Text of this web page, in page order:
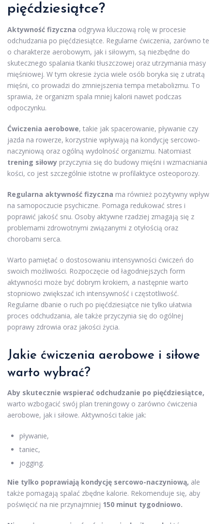
pięćdziesiątce?
Aktywność fizyczna odgrywa kluczową rolę w procesie
odchudzania po pięćdziesiątce. Regularne ćwiczenia, zarówno te
o charakterze aerobowym, jak i siłowym, są niezbędne do
skutecznego spalania tkanki tłuszczowej oraz utrzymania masy
mięśniowej. W tym okresie życia wiele osób boryka się z utratą
mięśni, co prowadzi do zmniejszenia tempa metabolizmu. To
sprawia, że organizm spala mniej kalorii nawet podczas
odpoczynku.
Ćwiczenia aerobowe, takie jak spacerowanie, pływanie czy
jazda na rowerze, korzystnie wpływają na kondycję sercowo-
naczyniową oraz ogólną wydolność organizmu. Natomiast
trening siłowy przyczynia się do budowy mięśni i wzmacniania
kości, co jest szczególnie istotne w profilaktyce osteoporozy.
Regularna aktywność fizyczna ma również pozytywny wpływ
na samopoczucie psychiczne. Pomaga redukować stres i
poprawić jakość snu. Osoby aktywne rzadziej zmagają się z
problemami zdrowotnymi związanymi z otyłością oraz
chorobami serca.
Warto pamiętać o dostosowaniu intensywności ćwiczeń do
swoich możliwości. Rozpoczęcie od łagodniejszych form
aktywności może być dobrym krokiem, a następnie warto
stopniowo zwiększać ich intensywność i częstotliwość.
Regularne dbanie o ruch po pięćdziesiątce nie tylko ułatwia
proces odchudzania, ale także przyczynia się do ogólnej
poprawy zdrowia oraz jakości życia.
Jakie ćwiczenia aerobowe i siłowe
warto wybrać?
Aby skutecznie wspierać odchudzanie po pięćdziesiątce,
warto wzbogacić swój plan treningowy o zarówno ćwiczenia
aerobowe, jak i siłowe. Aktywności takie jak:
pływanie,
taniec,
jogging.
Nie tylko poprawiają kondycję sercowo-naczyniową, ale
także pomagają spalać zbędne kalorie. Rekomenduje się, aby
poświęcić na nie przynajmniej 150 minut tygodniowo.